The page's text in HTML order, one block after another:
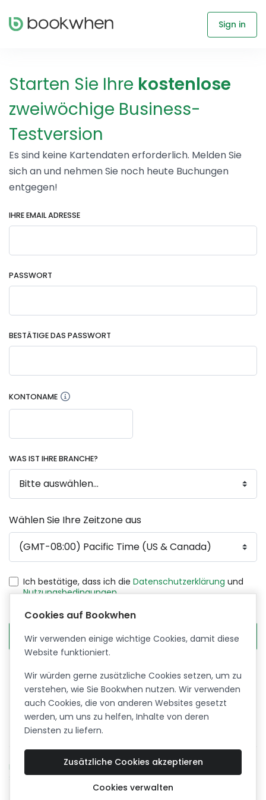
Sign in
Starten Sie Ihre kostenlose
zweiwöchige Business-
Testversion
Es sind keine Kartendaten erforderlich. Melden Sie
sich an und nehmen Sie noch heute Buchungen
entgegen!
IHRE EMAIL ADRESSE
PASSWORT
BESTÄTIGE DAS PASSWORT
KONTONAME
WAS IST IHRE BRANCHE?
Wählen Sie Ihre Zeitzone aus
Ich bestätige, dass ich die Datenschutzerklärung und
Nutzungsbedingungen.
Kein Unternehmen? Erstellen Sie hier ein
Kundenkonto
English Français Español Nederlands Norsk
Polski
Svenska
Cookies auf Bookwhen
Wir verwenden einige wichtige Cookies, damit diese
Website funktioniert.
Wir würden gerne zusätzliche Cookies setzen, um zu
verstehen, wie Sie Bookwhen nutzen. Wir verwenden
auch Cookies, die von anderen Websites gesetzt
werden, um uns zu helfen, Inhalte von deren
Diensten zu liefern.
Zusätzliche Cookies akzeptieren
Cookies verwalten